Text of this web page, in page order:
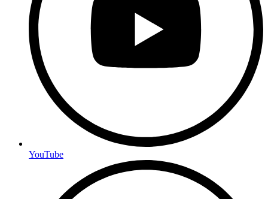
YouTube